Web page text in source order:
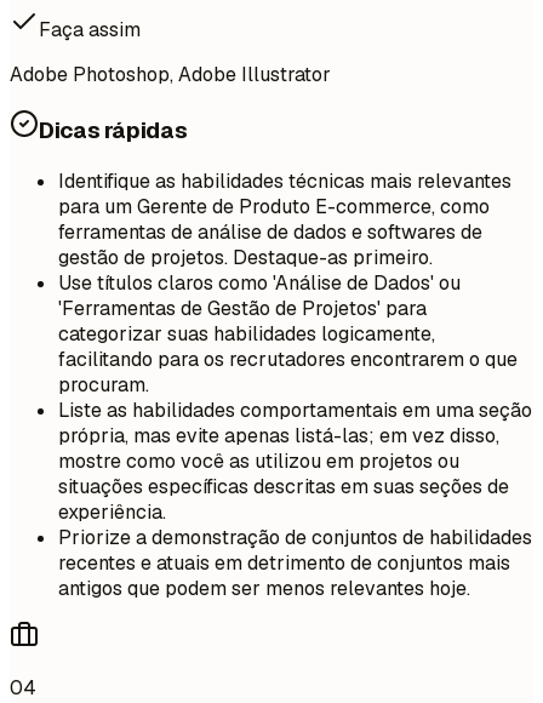
Faça assim
Adobe Photoshop, Adobe Illustrator
Dicas rápidas
Identifique as habilidades técnicas mais relevantes
para um Gerente de Produto E-commerce, como
ferramentas de análise de dados e softwares de
gestão de projetos. Destaque-as primeiro.
Use títulos claros como 'Análise de Dados' ou
'Ferramentas de Gestão de Projetos' para
categorizar suas habilidades logicamente,
facilitando para os recrutadores encontrarem o que
procuram.
Liste as habilidades comportamentais em uma seção
própria, mas evite apenas listá-las; em vez disso,
mostre como você as utilizou em projetos ou
situações específicas descritas em suas seções de
experiência.
Priorize a demonstração de conjuntos de habilidades
recentes e atuais em detrimento de conjuntos mais
antigos que podem ser menos relevantes hoje.
04